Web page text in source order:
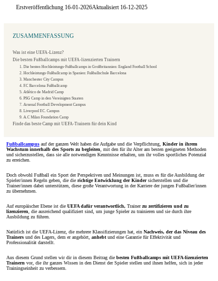
Erstveröffentlichung 16-01-2026Aktualisiert 16-12-2025
ZUSAMMENFASSUNG
Was ist eine UEFA-Lizenz?
Die besten Fußballcamps mit UEFA-lizenzierten Trainern
1. Die besten Hochleistungs-Fußballcamps in Großbritannien: England Football School
2. Hochleistungs-Fußballcamp in Spanien: Fußballschule Barcelona
3. Manchester City Campus
4. F.C Barcelona Fußballcamp
5. Atlético de Madrid Camp
6. PSG Camp in den Vereinigten Staaten
7. Arsenal Football Development Campus
8. Liverpool F.C. Campus
9. A.C Milan Foundation Camp
Finde das beste Camp mit UEFA-Trainern für dein Kind
Fußballcampus auf der ganzen Welt haben die Aufgabe und die Verpflichtung, Kinder in ihrem
Wachstum innerhalb des Sports zu begleiten , mit den für ihr Alter am besten geeigneten Methoden
und sicherzustellen, dass sie alle notwendigen Kenntnisse erhalten, um ihr volles sportliches Potenzial
zu erreichen.
Doch obwohl Fußball ein Sport der Perspektiven und Meinungen ist, muss es für die Ausbildung der
Spieler/innen Regeln geben, die die richtige Entwicklung der Kindersicherstellen und die
Trainer/innen dabei unterstützen, diese große Verantwortung in der Karriere der jungen Fußballer/innen
zu übernehmen.
Auf europäischer Ebene ist die UEFA dafür verantwortlich, Trainerzu zertifizieren und zu
lizenzieren , die ausreichend qualifiziert sind, um junge Spieler zu trainieren und sie durch ihre
Ausbildung zu führen.
Natürlich ist die UEFA-Lizenz, die mehrere Klassifizierungen hat, ein Nachweis, der das Niveau des
Trainers und des Lagers, dem er angehört, anhebt und eine Garantie für Effektivität und
Professionalität darstellt.
Aus diesem Grund stellen wir dir in diesem Beitrag die besten Fußballcamps mit UEFA-lizenzierten
Trainern vor, die ihr ganzes Wissen in den Dienst der Spieler stellen und ihnen helfen, sich in jeder
Trainingseinheit zu verbessern.